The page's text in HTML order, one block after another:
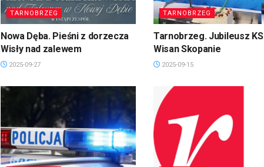
TARNOBRZEG
Nowa Dęba. Pieśni z dorzecza
Wisły nad zalewem
2025-09-27
TARNOBRZEG
Tarnobrzeg. Jubileusz KS
Wisan Skopanie
2025-09-15